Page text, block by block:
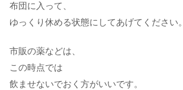
布団に入って、
ゆっくり休める状態にしてあげてください。
市販の薬などは、
この時点では
飲ませないでおく方がいいです。